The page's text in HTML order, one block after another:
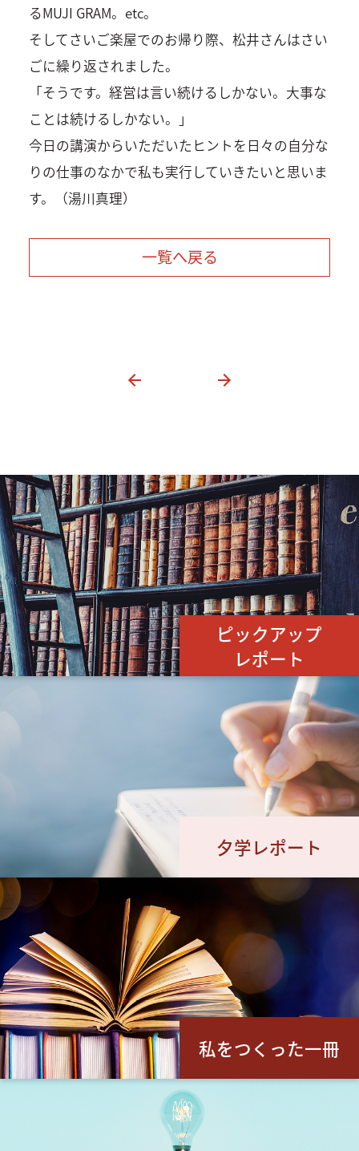
るMUJI GRAM。etc。
そしてさいご楽屋でのお帰り際、松井さんはさい
ごに繰り返されました。
「そうです。経営は言い続けるしかない。大事な
ことは続けるしかない。」
今日の講演からいただいたヒントを日々の自分な
りの仕事のなかで私も実行していきたいと思いま
す。（湯川真理）
一覧へ戻る
ピックアップ
レポート
夕学レポート
私をつくった一冊